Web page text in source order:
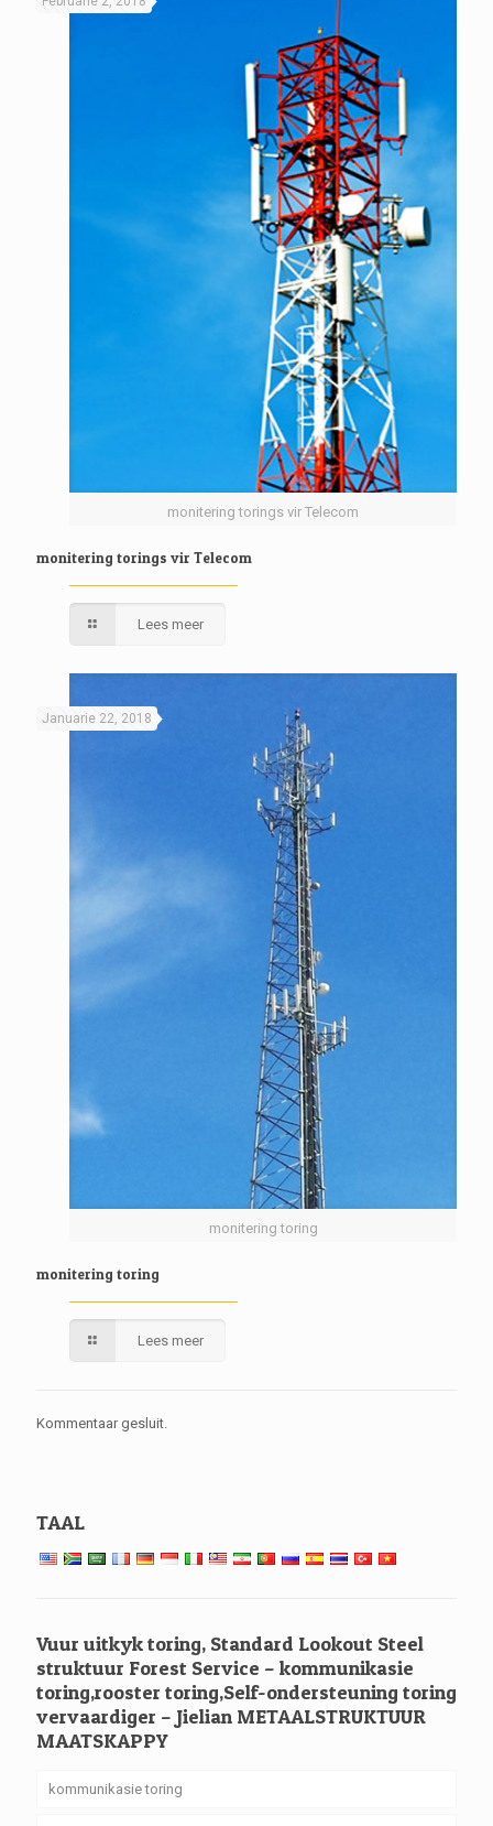
monitering torings vir Telecom
monitering torings vir Telecom
Lees meer
monitering toring
Januarie 22, 2018
monitering toring
Lees meer
Kommentaar gesluit.
TAAL
Vuur uitkyk toring, Standard Lookout Steel
struktuur Forest Service – kommunikasie
toring,rooster toring,Self-ondersteuning toring
vervaardiger – Jielian METAALSTRUKTUUR
MAATSKAPPY
kommunikasie toring